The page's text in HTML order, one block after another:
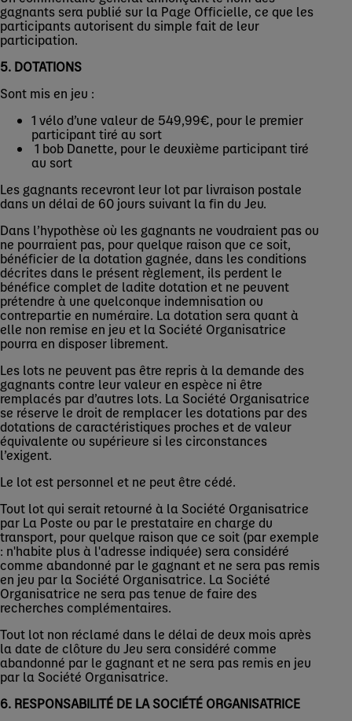
gagnants sera publié sur la Page Officielle, ce que les
participants autorisent du simple fait de leur
participation.
5. DOTATIONS
Sont mis en jeu :
1 vélo d’une valeur de 549,99€, pour le premier
participant tiré au sort
1 bob Danette, pour le deuxième participant tiré
au sort
Les gagnants recevront leur lot par livraison postale
dans un délai de 60 jours suivant la fin du Jeu.
Dans l’hypothèse où les gagnants ne voudraient pas ou
ne pourraient pas, pour quelque raison que ce soit,
bénéficier de la dotation gagnée, dans les conditions
décrites dans le présent règlement, ils perdent le
bénéfice complet de ladite dotation et ne peuvent
prétendre à une quelconque indemnisation ou
contrepartie en numéraire. La dotation sera quant à
elle non remise en jeu et la Société Organisatrice
pourra en disposer librement.
Les lots ne peuvent pas être repris à la demande des
gagnants contre leur valeur en espèce ni être
remplacés par d’autres lots. La Société Organisatrice
se réserve le droit de remplacer les dotations par des
dotations de caractéristiques proches et de valeur
équivalente ou supérieure si les circonstances
l’exigent.
Le lot est personnel et ne peut être cédé.
Tout lot qui serait retourné à la Société Organisatrice
par La Poste ou par le prestataire en charge du
transport, pour quelque raison que ce soit (par exemple
: n'habite plus à l'adresse indiquée) sera considéré
comme abandonné par le gagnant et ne sera pas remis
en jeu par la Société Organisatrice. La Société
Organisatrice ne sera pas tenue de faire des
recherches complémentaires.
Tout lot non réclamé dans le délai de deux mois après
la date de clôture du Jeu sera considéré comme
abandonné par le gagnant et ne sera pas remis en jeu
par la Société Organisatrice.
6. RESPONSABILITÉ DE LA SOCIÉTÉ ORGANISATRICE